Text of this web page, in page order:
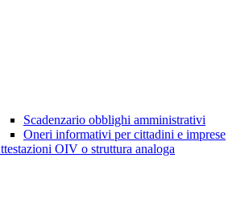
Scadenzario obblighi amministrativi
Oneri informativi per cittadini e imprese
OIV o struttura analoga